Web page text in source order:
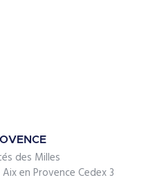
des Milles
en Provence Cedex 3